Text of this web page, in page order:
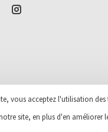
Sports Robert Inc. - Powered by
out of 163
vous acceptez l'utilisation
site, en plus d'en améliorer